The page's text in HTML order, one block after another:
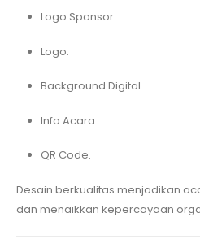
Logo Sponsor.
Logo.
Background Digital.
Info Acara.
QR Code.
Desain berkualitas menjadikan
dan menaikkan kepercayaan